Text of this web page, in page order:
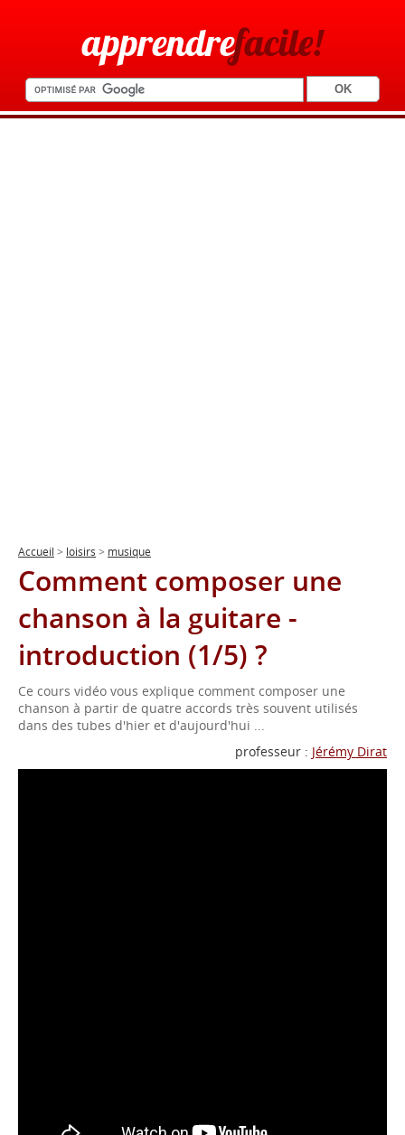
apprendrefacile!
Accueil > loisirs > musique
Comment composer une
chanson à la guitare -
introduction (1/5) ?
Ce cours vidéo vous explique comment composer une
chanson à partir de quatre accords très souvent utilisés
dans des tubes d'hier et d'aujourd'hui ...
professeur : Jérémy Dirat